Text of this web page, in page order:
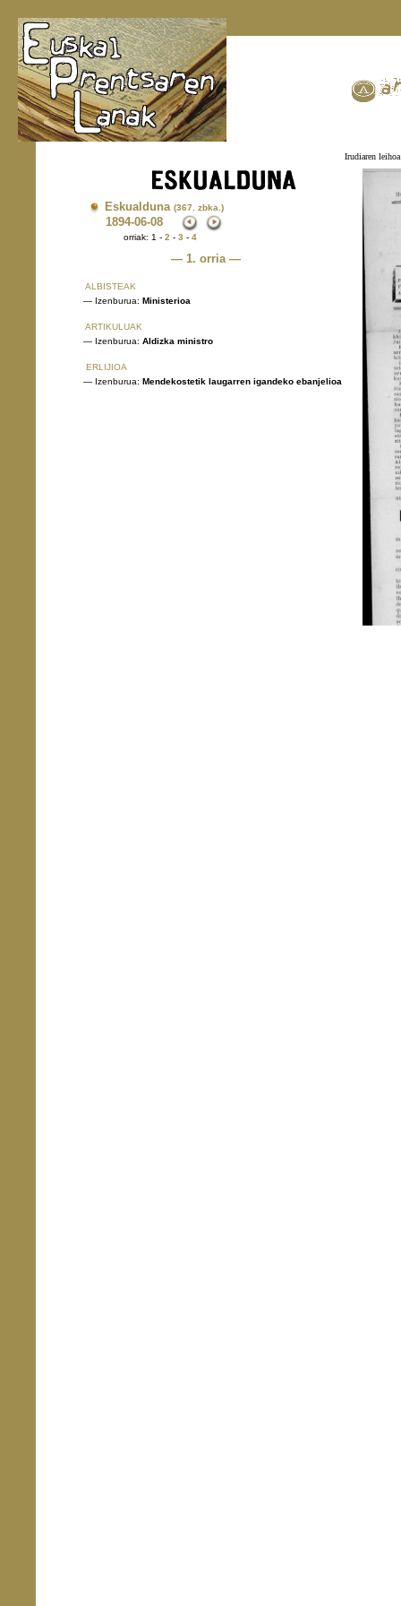
Irudiaren
Eskualduna (367. zbka.)
1894-06-08
orriak: 1 - 2 - 3 - 4
— 1. orria —
ALBISTEAK
— Izenburua: Ministerioa
ARTIKULUAK
— Izenburua: Aldizka ministro
ERLIJIOA
— Izenburua: Mendekostetik laugarren igandeko ebanjelioa